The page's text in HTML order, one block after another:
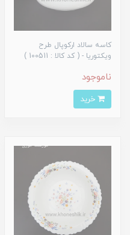
کاسه سالاد ارکوپال طرح
ویکتوریا - ( کد کالا : 100511 )
ناموجود